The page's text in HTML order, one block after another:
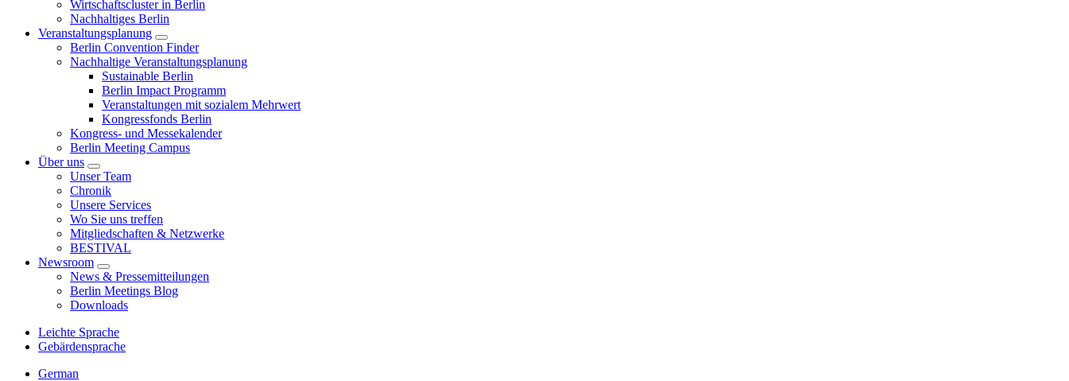
Wirtschaftscluster in Berlin
Nachhaltiges Berlin
Veranstaltungsplanung
Berlin Convention Finder
Nachhaltige Veranstaltungsplanung
Sustainable Berlin
Berlin Impact Programm
Veranstaltungen mit sozialem Mehrwert
Kongressfonds Berlin
Kongress- und Messekalender
Berlin Meeting Campus
Über uns
Unser Team
Chronik
Unsere Services
Wo Sie uns treffen
Mitgliedschaften & Netzwerke
BESTIVAL
Newsroom
News & Pressemitteilungen
Berlin Meetings Blog
Downloads
Leichte Sprache
Gebärdensprache
German